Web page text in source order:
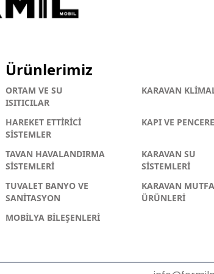
Ürünlerimiz
ORTAM VE SU
ISITICILAR
KARAVAN
HAREKET ETTİRİCİ
SİSTEMLER
KAPI VE
TAVAN HAVALANDIRMA
SİSTEMLERİ
KARAVAN SU
SİSTEMLERİ
TUVALET BANYO VE
SANİTASYON
KARAVAN
ÜRÜNLERİ
MOBİLYA BİLEŞENLERİ